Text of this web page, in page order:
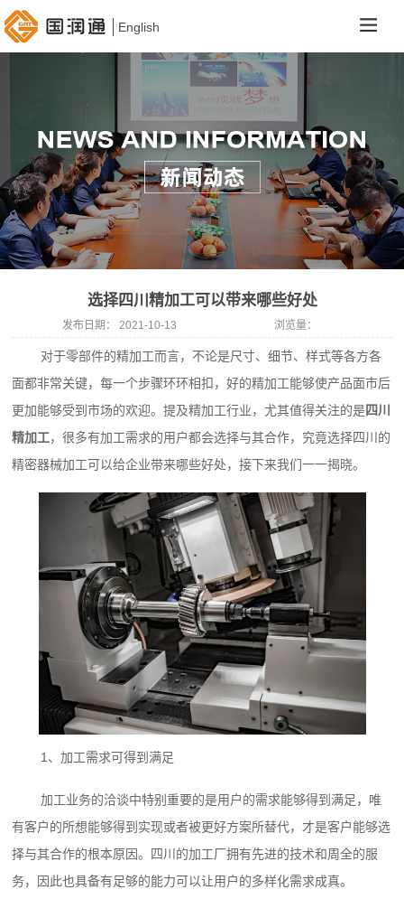
English
选择四川精加工可以带来哪些好处
发布日期： 2021-10-13 浏览量：
对于零部件的精加工而言，不论是尺寸、细节、样式等各方各
面都非常关键，每一个步骤环环相扣，好的精加工能够使产品面市后
更加能够受到市场的欢迎。提及精加工行业，尤其值得关注的是四川
精加工，很多有加工需求的用户都会选择与其合作，究竟选择四川的
精密器械加工可以给企业带来哪些好处，接下来我们一一揭晓。
1、加工需求可得到满足
加工业务的洽谈中特别重要的是用户的需求能够得到满足，唯
有客户的所想能够得到实现或者被更好方案所替代，才是客户能够选
择与其合作的根本原因。四川的加工厂拥有先进的技术和周全的服
务，因此也具备有足够的能力可以让用户的多样化需求成真。